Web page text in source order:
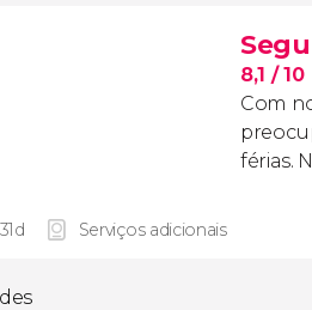
8,1 / 10
Com
férias.
Serviços adicionais